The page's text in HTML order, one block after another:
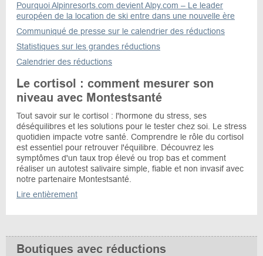
Pourquoi Alpinresorts.com devient Alpy.com – Le leader
européen de la location de ski entre dans une nouvelle ère
Communiqué de presse sur le calendrier des réductions
Statistiques sur les grandes réductions
Calendrier des réductions
Le cortisol : comment mesurer son
niveau avec Montestsanté
Tout savoir sur le cortisol : l'hormone du stress, ses
déséquilibres et les solutions pour le tester chez soi. Le stress
quotidien impacte votre santé. Comprendre le rôle du cortisol
est essentiel pour retrouver l'équilibre. Découvrez les
symptômes d'un taux trop élevé ou trop bas et comment
réaliser un autotest salivaire simple, fiable et non invasif avec
notre partenaire Montestsanté.
Lire entièrement
Boutiques avec réductions